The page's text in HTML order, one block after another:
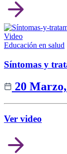
Video
Educación en salud
Síntomas y
20
Ver video